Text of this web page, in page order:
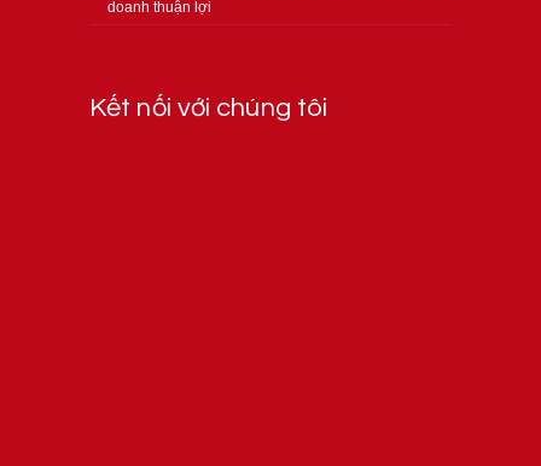
doanh thuận lợi
Kết nối với chúng tôi